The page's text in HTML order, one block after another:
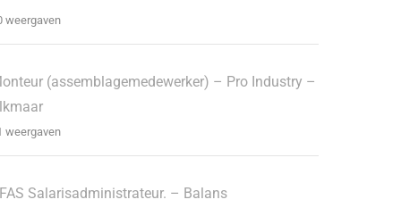
weergaven
(assemblagemedewerker) – Pro Industry –
weergaven
Salarisadministrateur. – Balans